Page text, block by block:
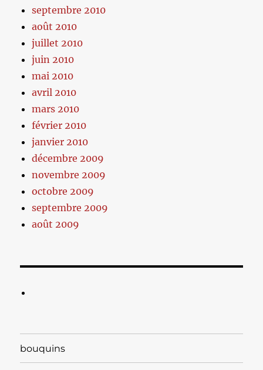
septembre 2010
août 2010
juillet 2010
juin 2010
mai 2010
avril 2010
mars 2010
février 2010
janvier 2010
décembre 2009
novembre 2009
octobre 2009
septembre 2009
août 2009
bouquins